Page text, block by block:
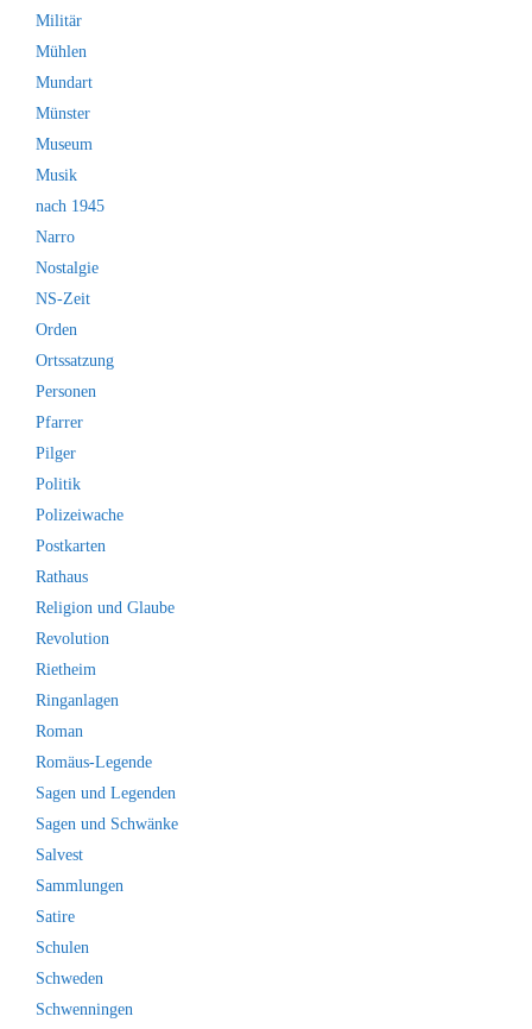
Militär
Mühlen
Mundart
Münster
Museum
Musik
nach 1945
Narro
Nostalgie
NS-Zeit
Orden
Ortssatzung
Personen
Pfarrer
Pilger
Politik
Polizeiwache
Postkarten
Rathaus
Religion und Glaube
Revolution
Rietheim
Ringanlagen
Roman
Romäus-Legende
Sagen und Legenden
Sagen und Schwänke
Salvest
Sammlungen
Satire
Schulen
Schweden
Schwenningen